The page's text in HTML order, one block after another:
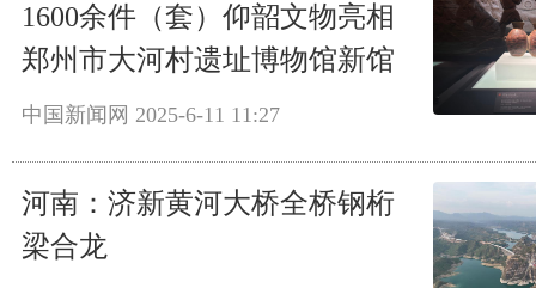
1600余件（套）仰韶文物亮相
郑州市大河村遗址博物馆新馆
中国新闻网 2025-6-11 11:27
河南：济新黄河大桥全桥钢桁
梁合龙